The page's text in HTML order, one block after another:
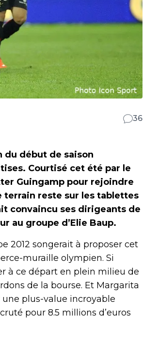
36
du début de saison
Courtisé cet été par le
Guingamp pour rejoindre
terrain reste sur les tablettes
convaincu ses dirigeants de
au groupe d’Elie Baup.
2012 songerait à proposer cet
muraille olympien. Si
à ce départ en plein milieu de
de la bourse. Et Margarita
plus-value incroyable
pour 8.5 millions d’euros